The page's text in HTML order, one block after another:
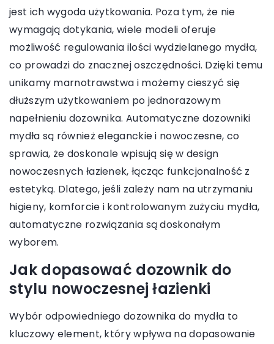
jest ich wygoda użytkowania. Poza tym, że nie
wymagają dotykania, wiele modeli oferuje
możliwość regulowania ilości wydzielanego mydła,
co prowadzi do znacznej oszczędności. Dzięki temu
unikamy marnotrawstwa i możemy cieszyć się
dłuższym użytkowaniem po jednorazowym
napełnieniu dozownika. Automatyczne dozowniki
mydła są również eleganckie i nowoczesne, co
sprawia, że doskonale wpisują się w design
nowoczesnych łazienek, łącząc funkcjonalność z
estetyką. Dlatego, jeśli zależy nam na utrzymaniu
higieny, komforcie i kontrolowanym zużyciu mydła,
automatyczne rozwiązania są doskonałym
wyborem.
Jak dopasować dozownik do
stylu nowoczesnej łazienki
Wybór odpowiedniego dozownika do mydła to
kluczowy element, który wpływa na dopasowanie